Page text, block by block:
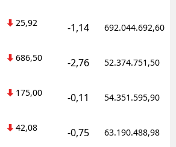
Şanlıurfa
Uşak
Zonguldak
25,92 -1,14 692.044.692,60
686,50 -2,76 52.374.751,50
175,00 -0,11 54.351.595,90
42,08 -0,75 63.190.488,98